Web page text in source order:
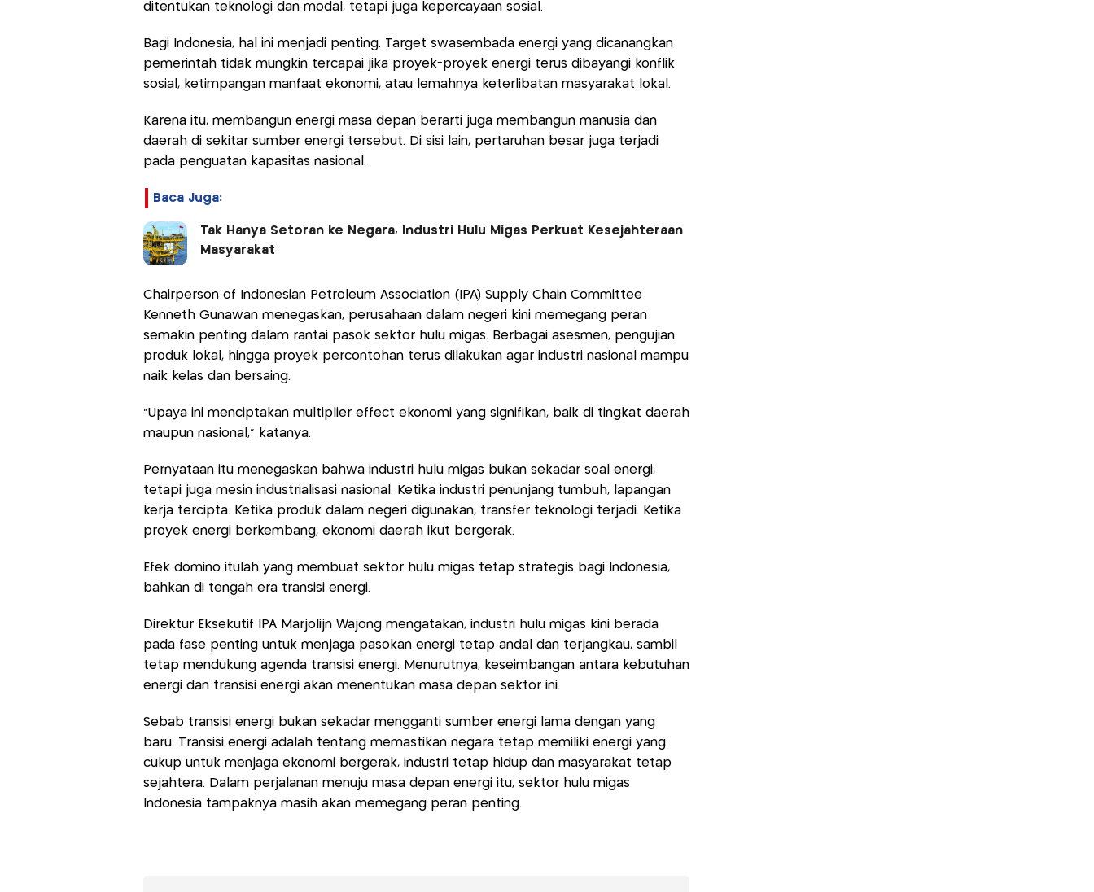
ditentukan teknologi dan modal, tetapi juga kepercayaan sosial.
Bagi Indonesia, hal ini menjadi penting. Target swasembada energi yang dicanangkan
pemerintah tidak mungkin tercapai jika proyek-proyek energi terus dibayangi konflik
sosial, ketimpangan manfaat ekonomi, atau lemahnya keterlibatan masyarakat lokal.
Karena itu, membangun energi masa depan berarti juga membangun manusia dan
daerah di sekitar sumber energi tersebut. Di sisi lain, pertaruhan besar juga terjadi
pada penguatan kapasitas nasional.
Baca Juga:
Tak Hanya Setoran ke Negara, Industri Hulu Migas Perkuat Kesejahteraan
Masyarakat
Chairperson of Indonesian Petroleum Association (IPA) Supply Chain Committee
Kenneth Gunawan menegaskan, perusahaan dalam negeri kini memegang peran
semakin penting dalam rantai pasok sektor hulu migas. Berbagai asesmen, pengujian
produk lokal, hingga proyek percontohan terus dilakukan agar industri nasional mampu
naik kelas dan bersaing.
“Upaya ini menciptakan multiplier effect ekonomi yang signifikan, baik di tingkat daerah
maupun nasional,” katanya.
Pernyataan itu menegaskan bahwa industri hulu migas bukan sekadar soal energi,
tetapi juga mesin industrialisasi nasional. Ketika industri penunjang tumbuh, lapangan
kerja tercipta. Ketika produk dalam negeri digunakan, transfer teknologi terjadi. Ketika
proyek energi berkembang, ekonomi daerah ikut bergerak.
Efek domino itulah yang membuat sektor hulu migas tetap strategis bagi Indonesia,
bahkan di tengah era transisi energi.
Direktur Eksekutif IPA Marjolijn Wajong mengatakan, industri hulu migas kini berada
pada fase penting untuk menjaga pasokan energi tetap andal dan terjangkau, sambil
tetap mendukung agenda transisi energi. Menurutnya, keseimbangan antara kebutuhan
energi dan transisi energi akan menentukan masa depan sektor ini.
Sebab transisi energi bukan sekadar mengganti sumber energi lama dengan yang
baru. Transisi energi adalah tentang memastikan negara tetap memiliki energi yang
cukup untuk menjaga ekonomi bergerak, industri tetap hidup dan masyarakat tetap
sejahtera. Dalam perjalanan menuju masa depan energi itu, sektor hulu migas
Indonesia tampaknya masih akan memegang peran penting.